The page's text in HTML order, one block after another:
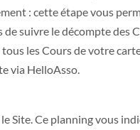
: cette étape vous
de suivre le décompte
les Cours de votre
via HelloAsso.
Site. Ce planning vous